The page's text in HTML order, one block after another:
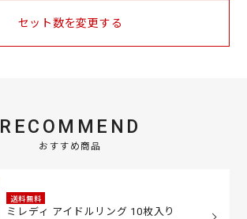
セット数を変更する
RECOMMEND
おすすめ商品
送料無料
ミレディ アイドルリング 10枚入り